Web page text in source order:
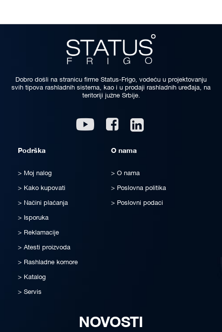
Dobro došli na stranicu firme Status-Frigo, vodeću u projektovanju
svih tipova rashladnih sistema, kao i u prodaji rashladnih uređaja, na
teritoriji južne Srbije.
Youtube Facebook
Podrška
Moj nalog
Kako kupovati
Načini plaćanja
Isporuka
Reklamacije
Atesti proizvoda
Rashladne komore
Katalog
Servis
O nama
O nama
Poslovna politika
Poslovni podaci
NOVOSTI